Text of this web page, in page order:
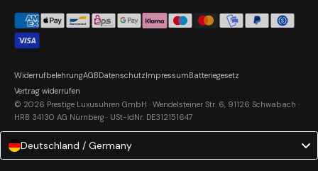
© 2026 Prestige Luxusuhren GmbH · Wendelsteiner Str. 6, 91126 Schwabach ·
HRB 34130 AG Nürnberg · USt-IdNr. DE312151647
WiderrufbelehrungAGBDatenschutzImpressumBatteriegesetz
Vertrag widerrufen
Deutschland / Germany